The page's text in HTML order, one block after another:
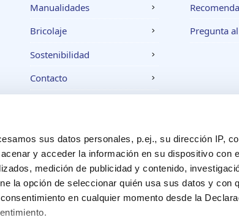
sus datos personales, p.ej., su dirección IP,
y acceder la información en su dispositivo con
medición de publicidad y contenido,
la opción de seleccionar quién usa sus datos y con
en cualquier momento desde la
Manualidades
Bricolaje
Sostenibilidad
Contacto
Pregunta